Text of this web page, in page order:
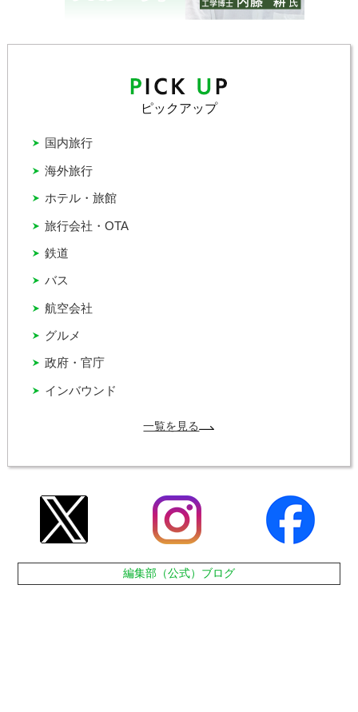
ピックアップ
インバウンド
グルメ
バス
ホテル・旅館
国内旅行
政府・官庁
旅行会社・OTA
海外旅行
航空会社
鉄道
一覧を見る
編集部（公式）ブログ